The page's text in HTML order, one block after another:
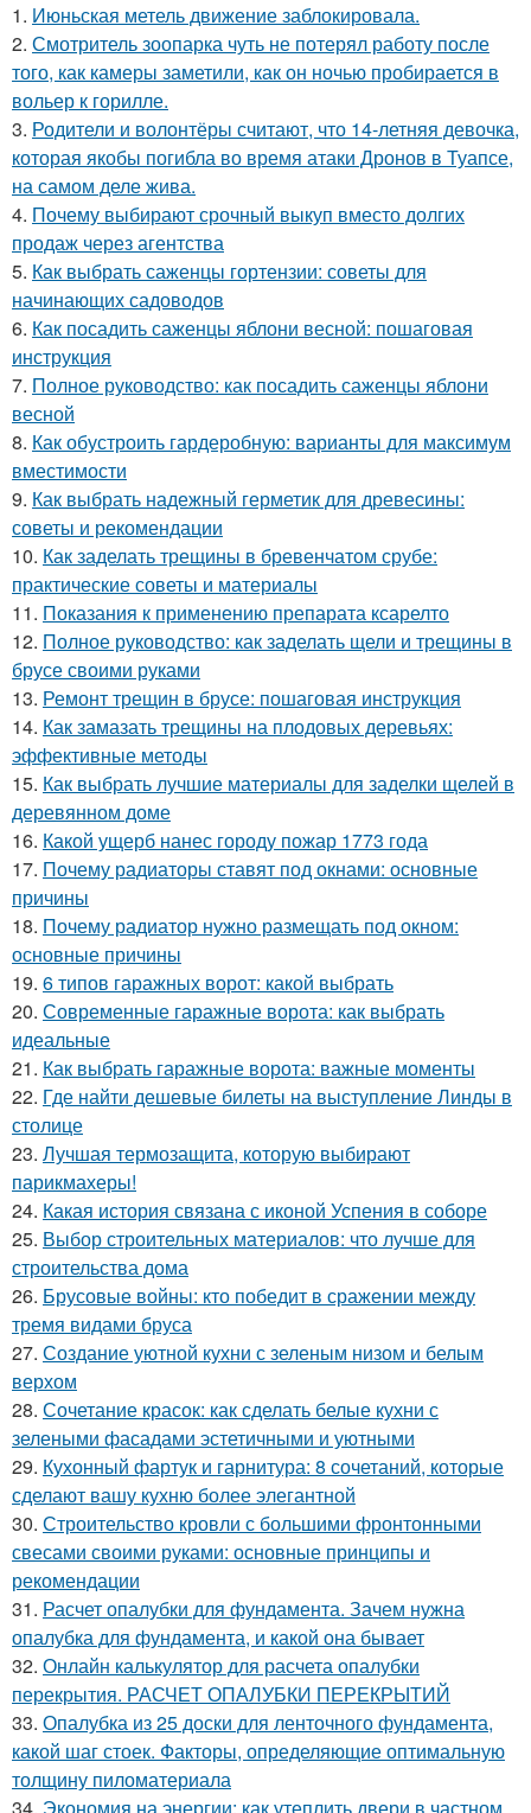
1. Июньская метель движение заблокировала.
2. Смотритель зоопарка чуть не потерял работу после
того, как камеры заметили, как он ночью пробирается в
вольер к горилле.
3. Родители и волонтёры считают, что 14-летняя девочка,
которая якобы погибла во время атаки Дронов в Туапсе,
на самом деле жива.
4. Почему выбирают срочный выкуп вместо долгих
продаж через агентства
5. Как выбрать саженцы гортензии: советы для
начинающих садоводов
6. Как посадить саженцы яблони весной: пошаговая
инструкция
7. Полное руководство: как посадить саженцы яблони
весной
8. Как обустроить гардеробную: варианты для максимум
вместимости
9. Как выбрать надежный герметик для древесины:
советы и рекомендации
10. Как заделать трещины в бревенчатом срубе:
практические советы и материалы
11. Показания к применению препарата ксарелто
12. Полное руководство: как заделать щели и трещины в
брусе своими руками
13. Ремонт трещин в брусе: пошаговая инструкция
14. Как замазать трещины на плодовых деревьях:
эффективные методы
15. Как выбрать лучшие материалы для заделки щелей в
деревянном доме
16. Какой ущерб нанес городу пожар 1773 года
17. Почему радиаторы ставят под окнами: основные
причины
18. Почему радиатор нужно размещать под окном:
основные причины
19. 6 типов гаражных ворот: какой выбрать
20. Современные гаражные ворота: как выбрать
идеальные
21. Как выбрать гаражные ворота: важные моменты
22. Где найти дешевые билеты на выступление Линды в
столице
23. Лучшая термозащита, которую выбирают
парикмахеры!
24. Какая история связана с иконой Успения в соборе
25. Выбор строительных материалов: что лучше для
строительства дома
26. Брусовые войны: кто победит в сражении между
тремя видами бруса
27. Создание уютной кухни с зеленым низом и белым
верхом
28. Сочетание красок: как сделать белые кухни с
зелеными фасадами эстетичными и уютными
29. Кухонный фартук и гарнитура: 8 сочетаний, которые
сделают вашу кухню более элегантной
30. Строительство кровли с большими фронтонными
свесами своими руками: основные принципы и
рекомендации
31. Расчет опалубки для фундамента. Зачем нужна
опалубка для фундамента, и какой она бывает
32. Онлайн калькулятор для расчета опалубки
перекрытия. РАСЧЕТ ОПАЛУБКИ ПЕРЕКРЫТИЙ
33. Опалубка из 25 доски для ленточного фундамента,
какой шаг стоек. Факторы, определяющие оптимальную
толщину пиломатериала